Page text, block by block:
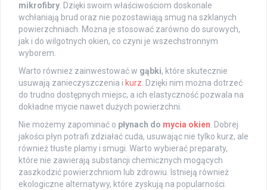
mikrofibry . Dzięki swoim właściwościom doskonale
wchłaniają brud oraz nie pozostawiają smug na szklanych
powierzchniach. Można je stosować zarówno do surowych,
jak i do wilgotnych okien, co czyni je wszechstronnym
wyborem.
Warto również zainwestować w gąbki, które skutecznie
usuwają zanieczyszczenia i kurz . Dzięki nim można dotrzeć
do trudno dostępnych miejsc, a ich elastyczność pozwala na
dokładne mycie nawet dużych powierzchni.
Nie możemy zapominać o płynach do mycia okien . Dobrej
jakości płyn potrafi zdziałać cuda, usuwając nie tylko kurz, ale
również tłuste plamy i smugi. Warto wybierać preparaty,
które nie zawierają substancji chemicznych mogących
zaszkodzić powierzchniom lub zdrowiu. Istnieją również
ekologiczne alternatywy, które zyskują na popularności.